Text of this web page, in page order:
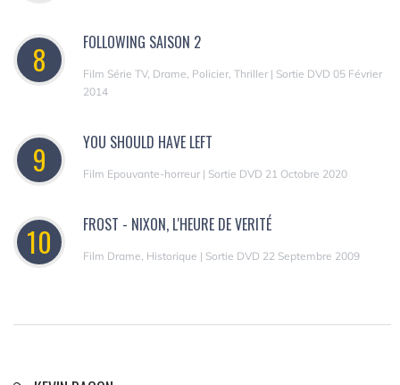
8 FOLLOWING SAISON 2
Film Série TV, Drame, Policier, Thriller | Sortie DVD 05 Février
2014
9 YOU SHOULD HAVE LEFT
Film Epouvante-horreur | Sortie DVD 21 Octobre 2020
10 FROST - NIXON, L'HEURE DE VERITÉ
Film Drame, Historique | Sortie DVD 22 Septembre 2009